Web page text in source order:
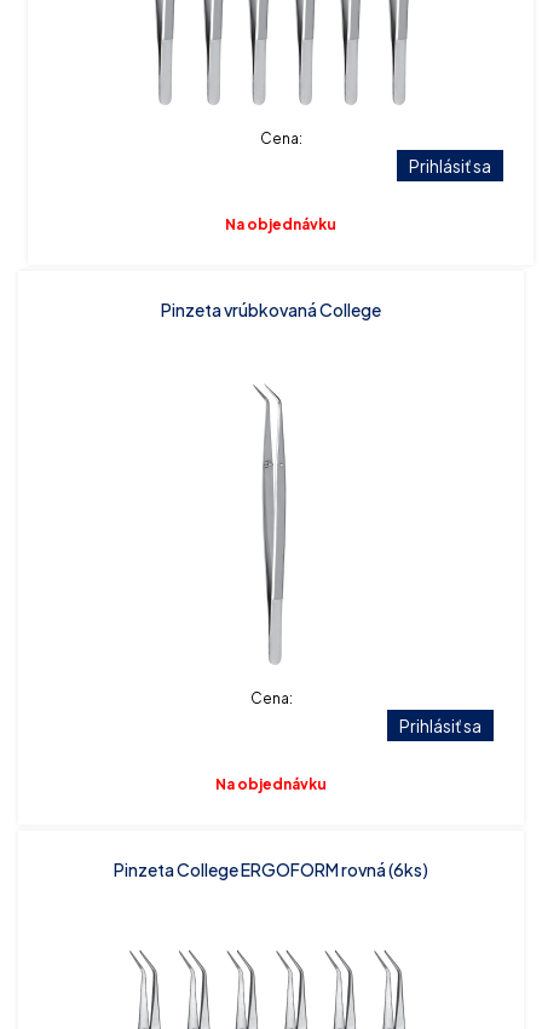
Cena:
Prihlásiť sa
Na objednávku
Pinzeta vrúbkovaná College
Cena:
Prihlásiť sa
Na objednávku
Pinzeta College ERGOFORM rovná (6ks)